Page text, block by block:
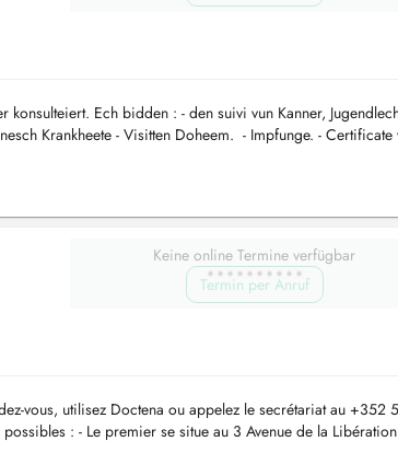
konsulteiert. Ech bidden : - den suivi vun Kanner,
Krankheete - Visitten Doheem. - Impfunge. -
Keine online Termine verfügbar
Termin per Anruf
vous, utilisez Doctena ou appelez le secrétariat au +352
: - Le premier se situe au 3 Avenue de la